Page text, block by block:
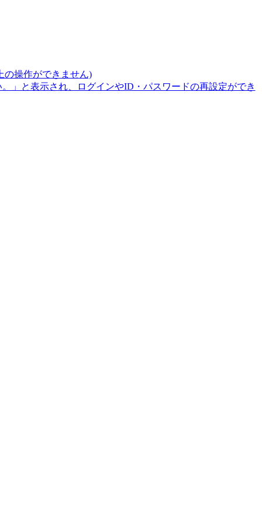
の操作ができません)
」と表示され、ログインやID・パスワードの再設定ができ